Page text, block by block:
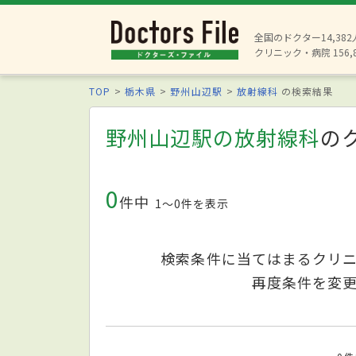
全国のドクター14,382
クリニック・病院
TOP 栃木県 野州山辺駅 放射線科 の検索結果
野州山辺駅の放射線科の
0件中 1〜0件を表示
検索条件に当てはまるクリ
再度条件を変